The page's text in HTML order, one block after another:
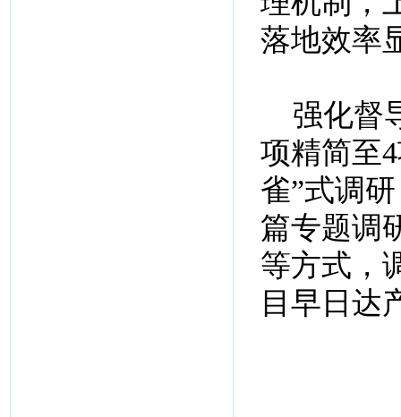
落地效率
强化督
项精简至
雀”式调
篇专题调
等方式，
目早日